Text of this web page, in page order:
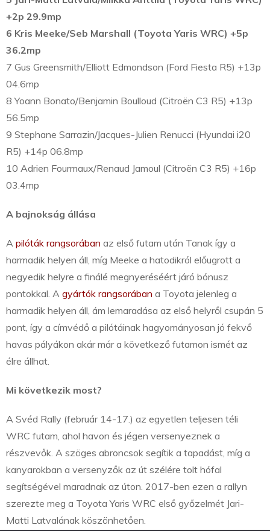
+2p 29.9mp
6 Kris Meeke/Seb Marshall (Toyota Yaris WRC) +5p
36.2mp
7 Gus Greensmith/Elliott Edmondson (Ford Fiesta R5) +13p
04.6mp
8 Yoann Bonato/Benjamin Boulloud (Citroën C3 R5) +13p
56.5mp
9 Stephane Sarrazin/Jacques-Julien Renucci (Hyundai i20
R5) +14p 06.8mp
10 Adrien Fourmaux/Renaud Jamoul (Citroën C3 R5) +16p
03.4mp
A bajnokság állása
A pilóták rangsorában az első futam után Tanak így a
harmadik helyen áll, míg Meeke a hatodikról előugrott a
negyedik helyre a finálé megnyeréséért járó bónusz
pontokkal. A gyártók rangsorában a Toyota jelenleg a
harmadik helyen áll, ám lemaradása az első helyről csupán 5
pont, így a címvédő a pilótáinak hagyományosan jó fekvő
havas pályákon akár már a következő futamon ismét az
élre állhat.
Mi következik most?
A Svéd Rally (február 14-17.) az egyetlen teljesen téli
WRC futam, ahol havon és jégen versenyeznek a
részvevők. A szöges abroncsok segítik a tapadást, míg a
kanyarokban a versenyzők az út szélére tolt hófal
segítségével maradnak az úton. 2017-ben ezen a rallyn
szerezte meg a Toyota Yaris WRC első győzelmét Jari-
Matti Latvalának köszönhetően.